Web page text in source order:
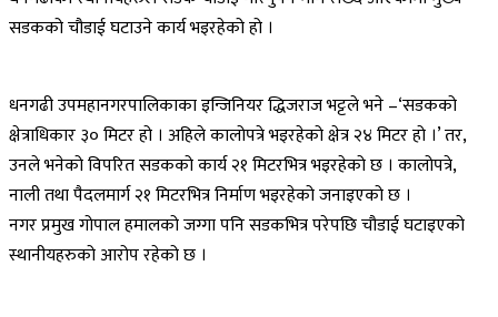
सडकको चौडाई घटाउने कार्य भइरहेको हो ।
धनगढी उपमहानगरपालिकाका इन्जिनियर द्धिजराज भट्टले भने –‘सडकको
क्षेत्राधिकार ३० मिटर हो । अहिले कालोपत्रे भइरहेको क्षेत्र २४ मिटर हो ।’ तर,
उनले भनेको विपरित सडकको कार्य २१ मिटरभित्र भइरहेको छ । कालोपत्रे,
नाली तथा पैदलमार्ग २१ मिटरभित्र निर्माण भइरहेको जनाइएको छ ।
नगर प्रमुख गोपाल हमालको जग्गा पनि सडकभित्र परेपछि चौडाई घटाइएको
स्थानीयहरुको आरोप रहेको छ ।